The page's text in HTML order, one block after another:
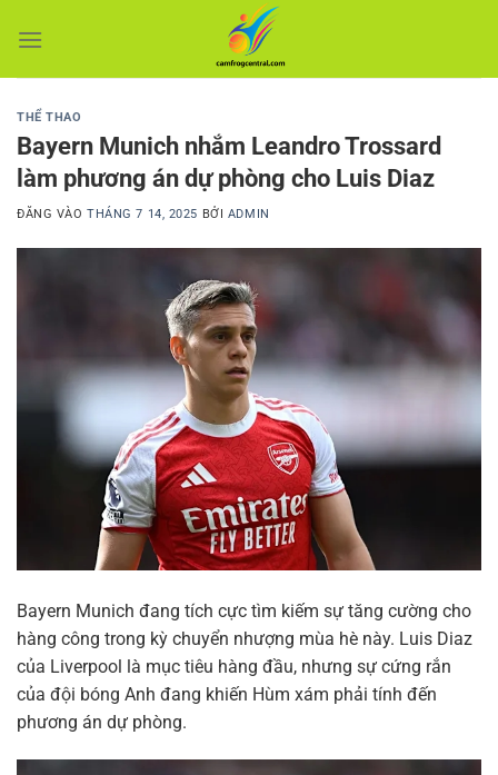
qua
THỂ THAO
Bayern Munich nhắm Leandro Trossard
làm phương án dự phòng cho Luis Diaz
ĐĂNG VÀOTHÁNG 7 14, 2025 BỞI ADMIN
Bayern Munich đang tích cực tìm kiếm sự tăng cường cho
hàng công trong kỳ chuyển nhượng mùa hè này. Luis Diaz
của Liverpool là mục tiêu hàng đầu, nhưng sự cứng rắn
của đội bóng Anh đang khiến Hùm xám phải tính đến
phương án dự phòng.